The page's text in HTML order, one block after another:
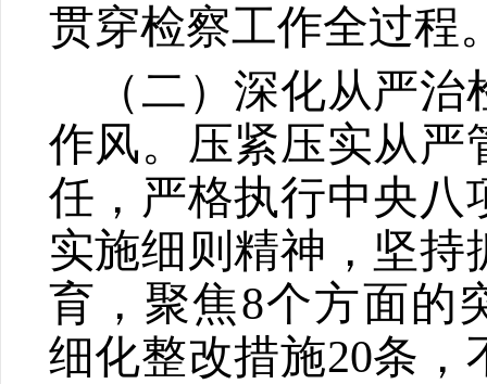
贯穿检察工作全过程
（二）深化从严
作风。 压紧压实从严
任，严格执行中央八
实施细则精神，坚持
育，聚焦8个方面的
细化整改措施20条，